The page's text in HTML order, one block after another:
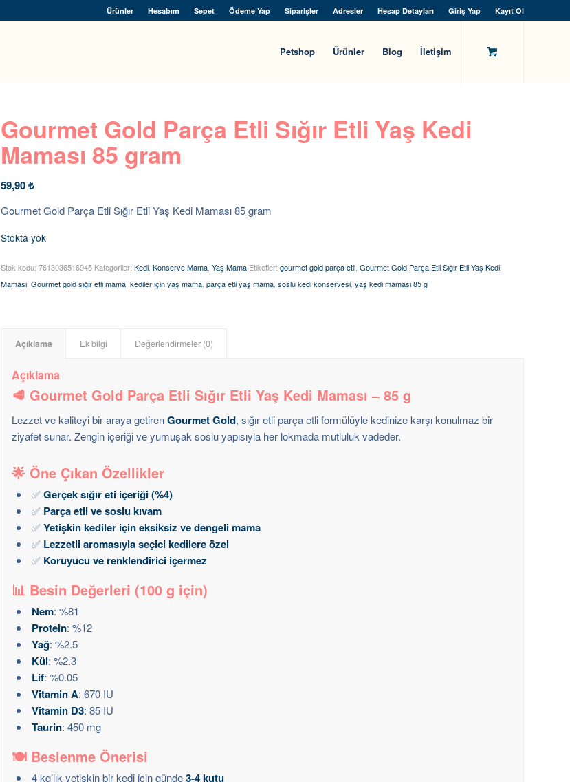
Ürünler Hesabım Sepet Ödeme Yap Siparişler Adresler Hesap Detayları Giriş Yap Kayıt Ol
Petshop Ürünler Blog İletişim
Gourmet Gold Parça Etli Sığır Etli Yaş Kedi
Maması 85 gram
59,90₺
Gourmet Gold Parça Etli Sığır Etli Yaş Kedi Maması 85 gram
Stokta yok
Stok kodu:7613036516945 Kategoriler:Kedi,Konserve Mama,Yaş Mama Etiketler:gourmet gold parça etli,Gourmet Gold Parça Etli Sığır Etli Yaş Kedi
Maması,Gourmet gold sığır etli mama,kediler için yaş mama,parça etli yaş mama,soslu kedi konservesi,yaş kedi maması 85 g
Açıklama Ek bilgi Değerlendirmeler (0)
Açıklama
🥩 Gourmet Gold Parça Etli Sığır Etli Yaş Kedi Maması – 85 g
Lezzet ve kaliteyi bir araya getirenGourmet Gold, sığır etli parça etli formülüyle kedinize karşı konulmaz bir
ziyafet sunar. Zengin içeriği ve yumuşak soslu yapısıyla her lokmada mutluluk vadeder.
🌟 Öne Çıkan Özellikler
✅Gerçek sığır eti içeriği (%4)
✅ Parça etli ve soslu kıvam
✅Yetişkin kediler için eksiksiz ve dengeli mama
✅ Lezzetli aromasıyla seçici kedilere özel
✅ Koruyucu ve renklendirici içermez
📊 Besin Değerleri (100 g için)
Nem: %81
Protein: %12
Yağ: %2.5
Kül: %2.3
Lif: %0.05
Vitamin A: 670 IU
Vitamin D3: 85 IU
Taurin: 450 mg
🍽️ Beslenme Önerisi
4 kg’lık yetişkin bir kedi için günde3-4 kutu